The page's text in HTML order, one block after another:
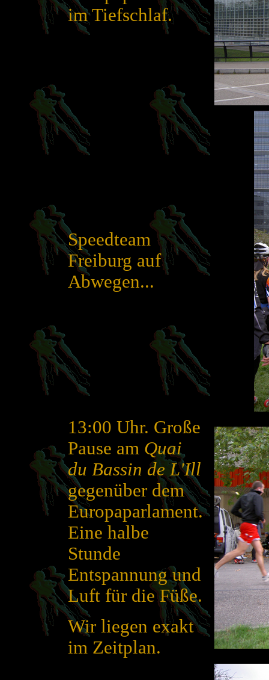
im Tiefschlaf.
Speedteam
Freiburg auf
Abwegen...
13:00 Uhr. Große
Pause am Quai
du Bassin de L'Ill
gegenüber dem
Europaparlament.
Eine halbe
Stunde
Entspannung und
Luft für die Füße.
Wir liegen exakt
im Zeitplan.